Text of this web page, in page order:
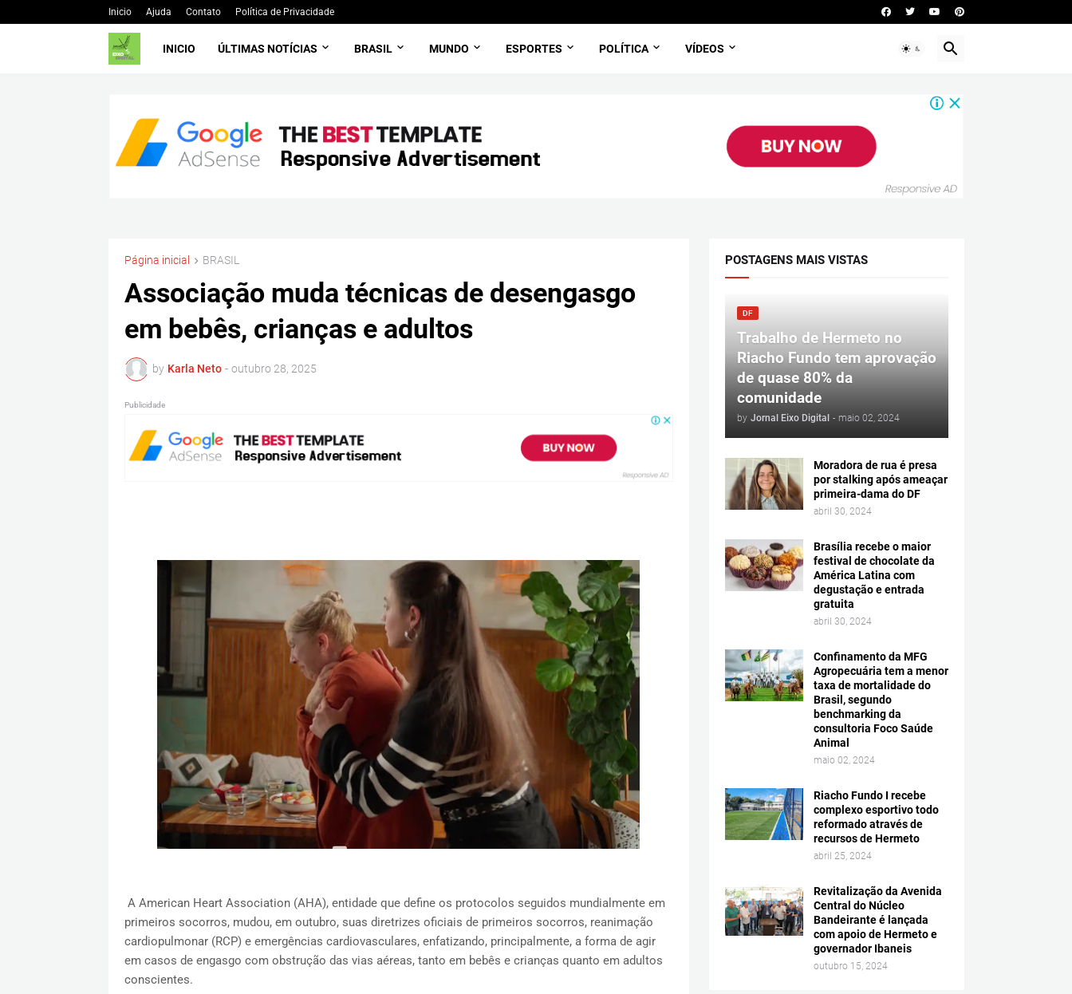
Inicio Ajuda Contato Política de Privacidade
INICIO ÚLTIMAS NOTÍCIAS BRASIL MUNDO ESPORTES POLÍTICA VÍDEOS
Página inicial BRASIL
Associação muda técnicas de desengasgo
em bebês, crianças e adultos
by Karla Neto - outubro 28, 2025
Publicidade
A American Heart Association (AHA), entidade que define os protocolos seguidos mundialmente em
primeiros socorros, mudou, em outubro, suas diretrizes oficiais de primeiros socorros, reanimação
cardiopulmonar (RCP) e emergências cardiovasculares, enfatizando, principalmente, a forma de agir
em casos de engasgo com obstrução das vias aéreas, tanto em bebês e crianças quanto em adultos
conscientes.
POSTAGENS MAIS VISTAS
DF
Trabalho de Hermeto no
Riacho Fundo tem aprovação
de quase 80% da
comunidade
by Jornal Eixo Digital - maio 02, 2024
Moradora de rua é presa
por stalking após ameaçar
primeira-dama do DF
abril 30, 2024
Brasília recebe o maior
festival de chocolate da
América Latina com
degustação e entrada
gratuita
abril 30, 2024
Confinamento da MFG
Agropecuária tem a menor
taxa de mortalidade do
Brasil, segundo
benchmarking da
consultoria Foco Saúde
Animal
maio 02, 2024
Riacho Fundo I recebe
complexo esportivo todo
reformado através de
recursos de Hermeto
abril 25, 2024
Revitalização da Avenida
Central do Núcleo
Bandeirante é lançada
com apoio de Hermeto e
governador Ibaneis
outubro 15, 2024